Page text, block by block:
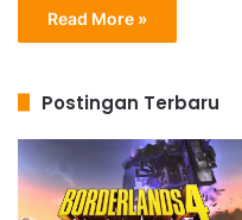
Read More »
Postingan Terbaru